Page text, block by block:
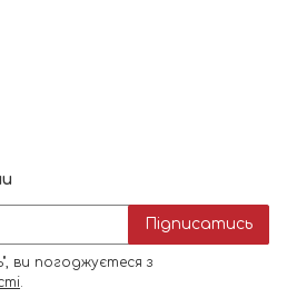
Підписатись
ви погоджуєтеся з
.